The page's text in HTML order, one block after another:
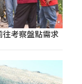
考察盤點需求